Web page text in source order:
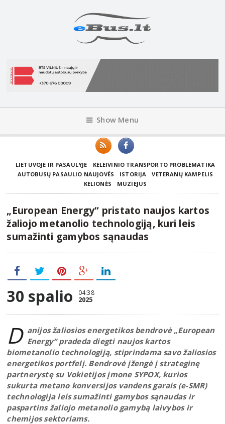
Show Menu
LIETUVOJE IR PASAULYJE
KELEIVINIO TRANSPORTO PROBLEMATIKA
AUTOBUSŲ PASAULIO NAUJOVĖS
ISTORIJA
VETERANŲ KAMPELIS
KELIONĖS
MUZIEJUS
„European Energy“ pristato naujos kartos
žaliojo metanolio technologiją, kuri leis
sumažinti gamybos sąnaudas
30 spalio 04:38
2025
D anijos žaliosios energetikos bendrovė „European
Energy“ pradeda diegti naujos kartos
biometanolio technologiją, stiprindama savo žaliosios
energetikos portfelį. Bendrovė įžengė į strateginę
partnerystę su Vokietijos įmone SYPOX, kurios
sukurta metano konversijos vandens garais (e-SMR)
technologija leis sumažinti gamybos sąnaudas ir
paspartins žaliojo metanolio gamybą laivybos ir
chemijos sektoriams.